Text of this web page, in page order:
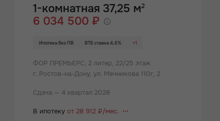
1-комнатная 37,25 м2
6 034 500 ₽
Ипотека без ПВ ВТБ ставка 4,6% +1
ФОР ПРЕМЬЕРС,2 литер, 22/25 этаж
г. Ростов-на-Дону, ул. Мечникова 110г, 2
Сдача — 4 квартал 2028
В ипотекуот 28 912 ₽/мес.